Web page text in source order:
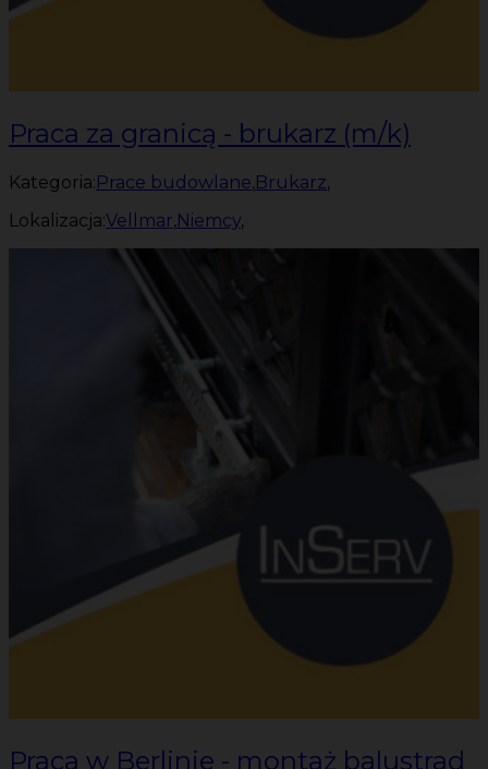
Praca za granicą - brukarz (m/k)
Kategoria:Prace budowlane,Brukarz,
Lokalizacja:Vellmar,Niemcy,
Praca w Berlinie - montaż balustrad